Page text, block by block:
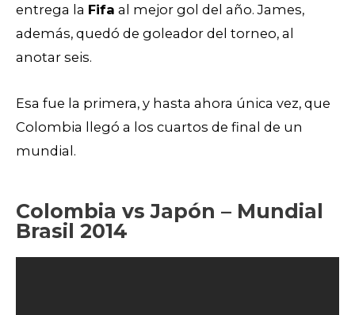
entrega la Fifa al mejor gol del año. James,
además, quedó de goleador del torneo, al
anotar seis.
Esa fue la primera, y hasta ahora única vez, que
Colombia llegó a los cuartos de final de un
mundial.
Colombia vs Japón – Mundial
Brasil 2014